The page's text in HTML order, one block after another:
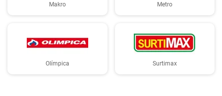
Makro Metro
Olímpica Surtimax